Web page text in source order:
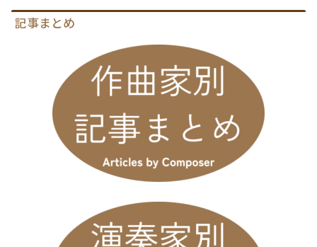
記事まとめ